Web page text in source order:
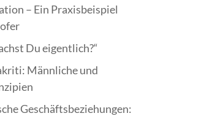
– Ein Praxisbeispiel
Du eigentlich?“
Männliche und
Geschäftsbeziehungen: